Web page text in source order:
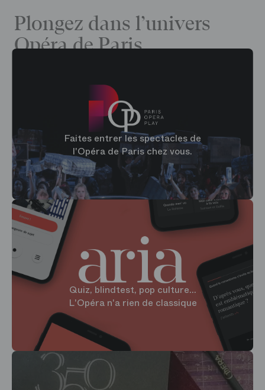
Plongez dans l’univers
Opéra de Paris
Faites entrer les spectacles de
l'Opéra de Paris chez vous.
Quiz, blindtest, pop culture...
L'Opéra n'a rien de classique